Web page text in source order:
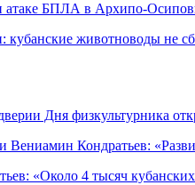
атаке БПЛА в Архипо-
животноводы не
Дня физкультурника
Вениамин Кондратьев:
«Около 4 тысяч